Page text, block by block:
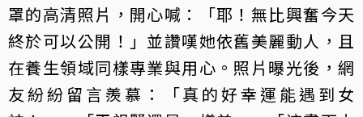
罩的高清照片，開心喊：「耶！無比興奮今天
終於可以公開！」並讚嘆她依舊美麗動人，且
在養生領域同樣專業與用心。照片曝光後，網
友紛紛留言羨慕：「真的好幸運能遇到女